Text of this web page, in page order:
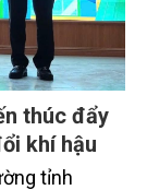
thúc đẩy
khí hậu
tỉnh